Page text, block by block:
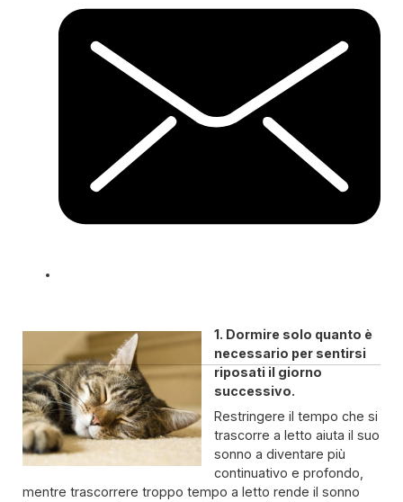
1. Dormire solo quanto è
necessario per sentirsi
riposati il giorno
successivo.
Restringere il tempo che si
trascorre a letto aiuta il suo
sonno a diventare più
continuativo e profondo,
mentre trascorrere troppo tempo a letto rende il sonno